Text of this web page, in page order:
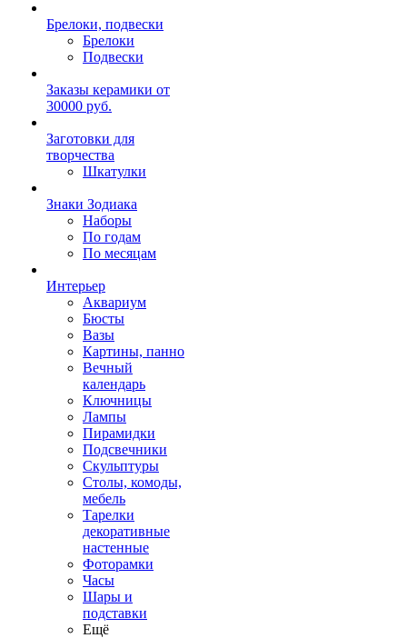
Брелоки, подвески
Брелоки
Подвески
Заказы керамики от
30000 руб.
Заготовки для
творчества
Шкатулки
Знаки Зодиака
Наборы
По годам
По месяцам
Интерьер
Аквариум
Бюсты
Вазы
Картины, панно
Вечный
календарь
Ключницы
Лампы
Пирамидки
Подсвечники
Скульптуры
Столы, комоды,
мебель
Тарелки
декоративные
настенные
Фоторамки
Часы
Шары и
подставки
Ещё